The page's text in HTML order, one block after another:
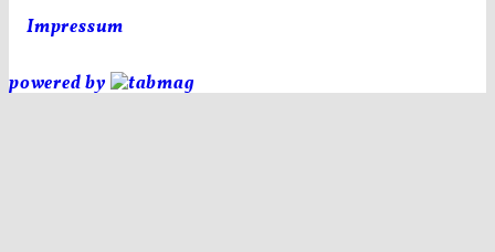
Impressum
powered by